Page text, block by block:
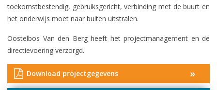
toekomstbestendig, gebruiksgericht, verbinding met de buurt en
het onderwijs moet naar buiten uitstralen.
Oostelbos Van den Berg heeft het projectmanagement en de
directievoering verzorgd.
Download projectgegevens »